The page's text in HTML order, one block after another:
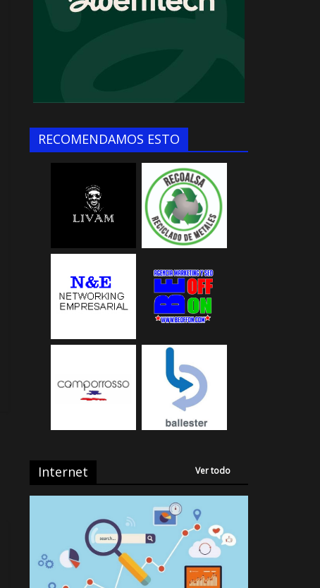
RECOMENDAMOS ESTO
Internet Ver todo